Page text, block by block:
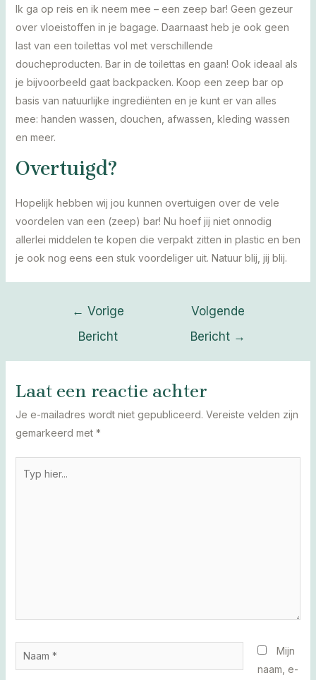
Ik ga op reis en ik neem mee – een zeep bar! Geen gezeur
over vloeistoffen in je bagage. Daarnaast heb je ook geen
last van een toilettas vol met verschillende
doucheproducten. Bar in de toilettas en gaan! Ook ideaal als
je bijvoorbeeld gaat backpacken. Koop een zeep bar op
basis van natuurlijke ingrediënten en je kunt er van alles
mee: handen wassen, douchen, afwassen, kleding wassen
en meer.
Overtuigd?
Hopelijk hebben wij jou kunnen overtuigen over de vele
voordelen van een (zeep) bar! Nu hoef jij niet onnodig
allerlei middelen te kopen die verpakt zitten in plastic en ben
je ook nog eens een stuk voordeliger uit. Natuur blij, jij blij.
← Vorige
Bericht
Volgende
Bericht →
Laat een reactie achter
Je e-mailadres wordt niet gepubliceerd. Vereiste velden zijn
gemarkeerd met *
hier...
Naam
*
Mijn
naam, e-